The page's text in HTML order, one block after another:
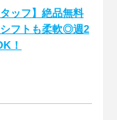
ッフ】絶品無料
フトも柔軟◎週2
！